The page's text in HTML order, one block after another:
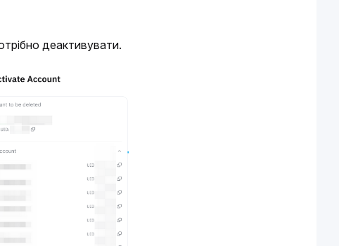
деактивувати.